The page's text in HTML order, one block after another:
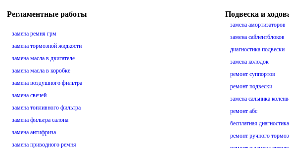
Регламентные работы
замена ремня грм
замена тормозной жидкости
замена масла в двигателе
замена масла в коробке
замена воздушного фильтра
замена свечей
замена топливного фильтра
замена фильтра салона
замена антифриза
замена приводного ремня
Подвеска и
замена амортизаторов
замена сайлентблоков
диагностика подвески
замена колодок
ремонт суппортов
ремонт подвески
замена сальника
ремонт абс
бесплатная
ремонт ручного